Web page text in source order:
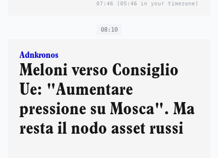
07:46 (05:46 in your timezone)
08:10
Adnkronos
Meloni verso Consiglio
Ue: "Aumentare
pressione su Mosca". Ma
resta il nodo asset russi